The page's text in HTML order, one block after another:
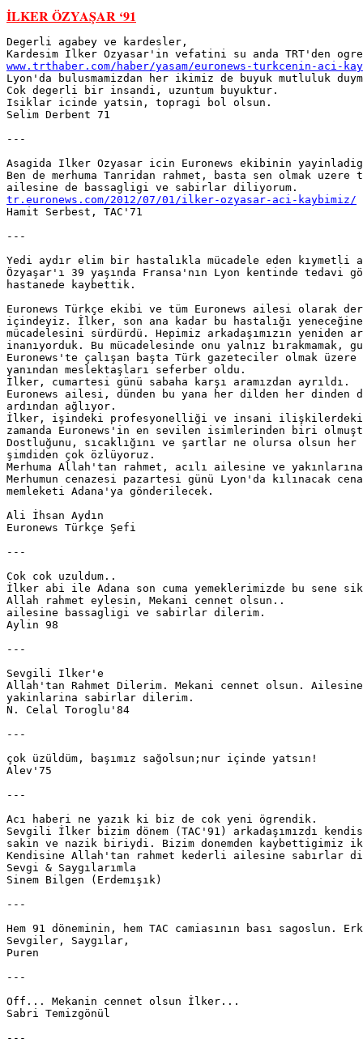
İLKER ÖZYAŞAR ‘91
Degerli agabey ve kardesler,
www.trthaber.com/haber/yasam/euronews-turkcenin-aci-
Lyon'da bulusmamizdan her ikimiz de buyuk mutluluk
Cok degerli bir insandi, uzuntum buyuktur.
Isiklar icinde yatsin, topragi bol olsun.
Selim Derbent 71
---
Asagida Ilker Ozyasar icin Euronews ekibinin
Ben de merhuma Tanridan rahmet, basta sen olmak uzere
tr.euronews.com/2012/07/01/ilker-ozyasar-aci-kaybimiz/
Hamit Serbest, TAC'71
---
Yedi aydır elim bir hastalıkla mücadele eden kıymetli
Özyaşar'ı 39 yaşında Fransa'nın Lyon kentinde tedavi
hastanede kaybettik.
Euronews Türkçe ekibi ve tüm Euronews ailesi olarak
içindeyiz. İlker, son ana kadar bu hastalığı yeneceğine
mücadelesini sürdürdü. Hepimiz arkadaşımızın yeniden
inanıyorduk. Bu mücadelesinde onu yalnız bırakmamak,
Euronews'te çalışan başta Türk gazeteciler olmak
yanından meslektaşları seferber oldu.
İlker, cumartesi günü sabaha karşı aramızdan ayrıldı.
Euronews ailesi, dünden bu yana her dilden her
ardından ağlıyor.
İlker, işindeki profesyonelliği ve insani ilişkilerdeki
zamanda Euronews'in en sevilen isimlerinden biri
Dostluğunu, sıcaklığını ve şartlar ne olursa olsun her
şimdiden çok özlüyoruz.
Merhuma Allah'tan rahmet, acılı ailesine ve
Merhumun cenazesi pazartesi günü Lyon'da kılınacak
memleketi Adana'ya gönderilecek.
Ali İhsan Aydın
Euronews Türkçe Şefi
---
Cok cok uzuldum..
İlker abi ile Adana son cuma yemeklerimizde bu sene
Allah rahmet eylesin, Mekani cennet olsun..
ailesine bassagligi ve sabirlar dilerim.
Aylin 98
---
Sevgili Ilker'e
Allah'tan Rahmet Dilerim. Mekani cennet olsun.
yakinlarina sabirlar dilerim.
N. Celal Toroglu'84
---
çok üzüldüm, başımız sağolsun;nur içinde yatsın!
Alev'75
---
Acı haberi ne yazık ki biz de cok yeni ögrendik.
Sevgili İlker bizim dönem (TAC'91) arkadaşımızdı
sakin ve nazik biriydi. Bizim donemden
Kendisine Allah'tan rahmet kederli ailesine sabırlar
Sevgi & Saygılarımla
Sinem Bilgen (Erdemışık)
---
Hem 91 döneminin, hem TAC camiasının bası sagoslun.
Sevgiler, Saygılar,
Puren
---
Off... Mekanin cennet olsun İlker...
Sabri Temizgönül
---